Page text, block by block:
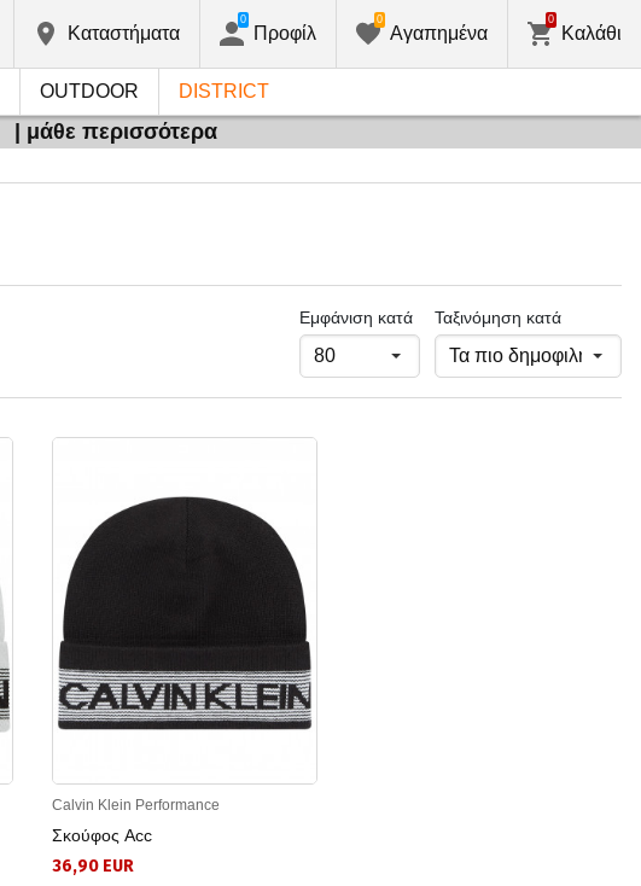
Kαταστήματα Προφίλ
0
Αγαπημένα
0
Καλάθι
0
OUTDOOR DISTRICT
| μάθε περισσότερα
Εμφάνιση κατά Ταξινόμηση κατά
Calvin Klein Performance
Σκούφος Acc
36,90 EUR